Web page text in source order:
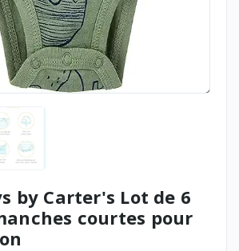
by Carter's Lot de 6
courtes pour